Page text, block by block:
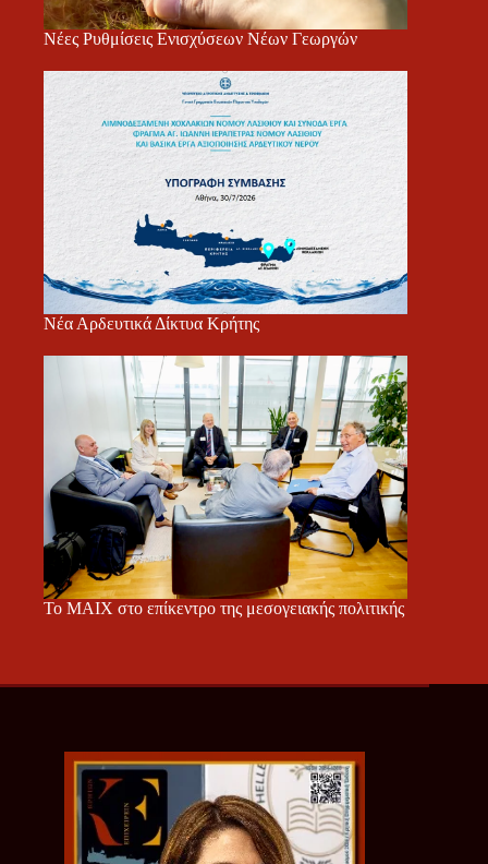
Νέες Ρυθμίσεις Ενισχύσεων Νέων Γεωργών
Νέα Αρδευτικά Δίκτυα Κρήτης
Το ΜΑΙΧ στο επίκεντρο της μεσογειακής πολιτικής